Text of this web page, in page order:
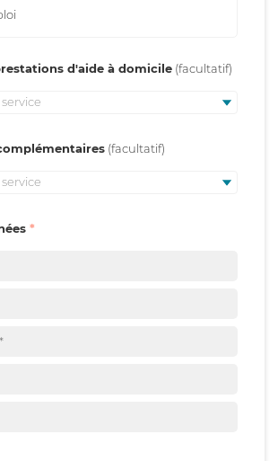
d'aide à domicile